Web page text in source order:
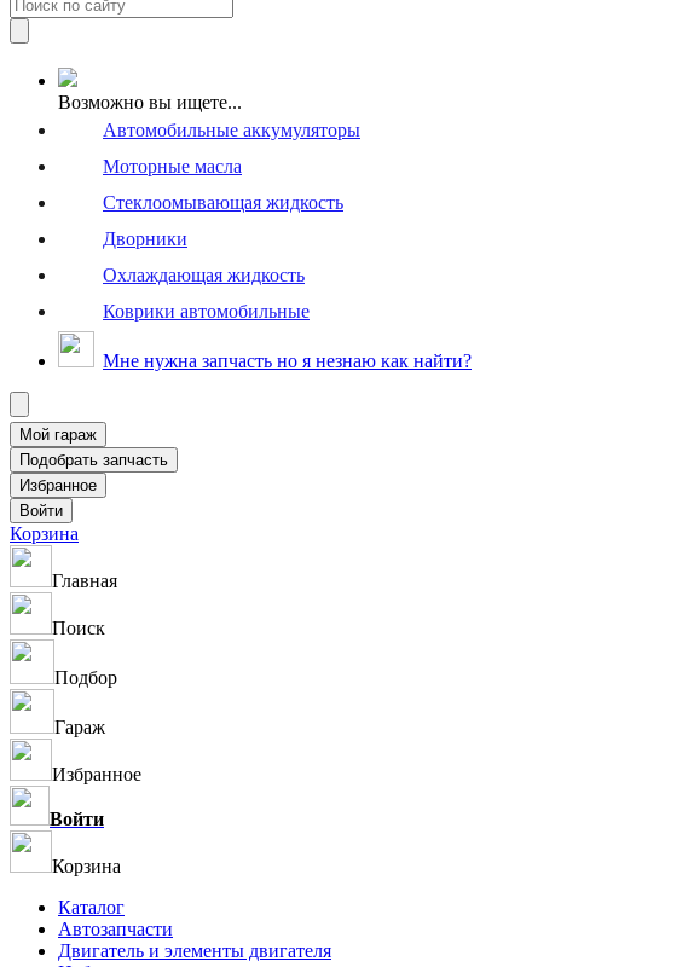
Возможно вы ищете...
Автомобильные аккумуляторы
Моторные масла
Стеклоомывающая жидкость
Дворники
Охлаждающая жидкость
Коврики автомобильные
Мне нужна запчасть но я незнаю как найти?
Корзина
Главная
Поиск
Подбор
Гараж
Избранное
Войти
Корзина
Каталог
Автозапчасти
Двигатель и элементы двигателя